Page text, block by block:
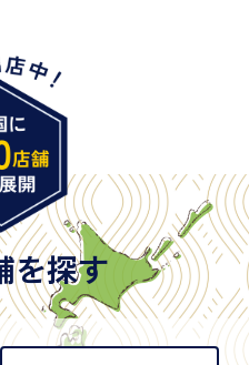
が発行し、氏名、住所、生
もの
請された新型パスポートに
記載欄）」が存在しないた
上の本人確認書類として認
できないため）。補助書類
を探す